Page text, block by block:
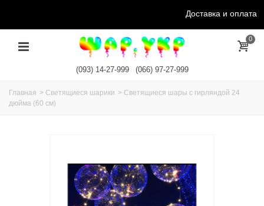
Доставка и оплата
0
(093) 14-27-999 (066) 97-27-999
Главная > Светящиеся шарики > Светящиеся шары с гирляндой 24
дюйма (60 см)